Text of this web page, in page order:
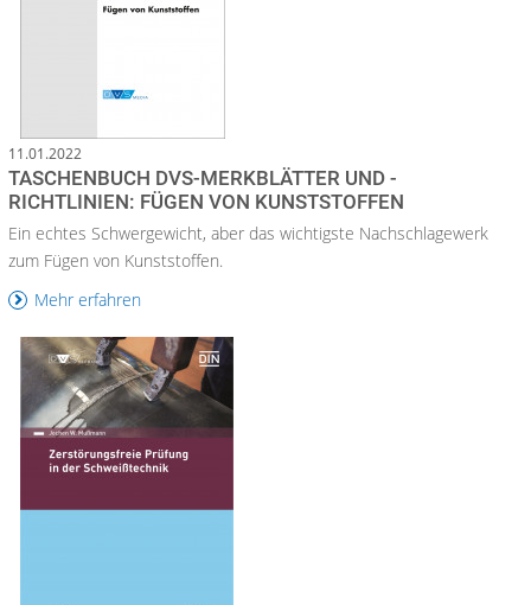
11.01.2022
TASCHENBUCH DVS-MERKBLÄTTER UND -
RICHTLINIEN: FÜGEN VON KUNSTSTOFFEN
Ein echtes Schwergewicht, aber das wichtigste Nachschlagewerk
zum Fügen von Kunststoffen.
Mehr erfahren